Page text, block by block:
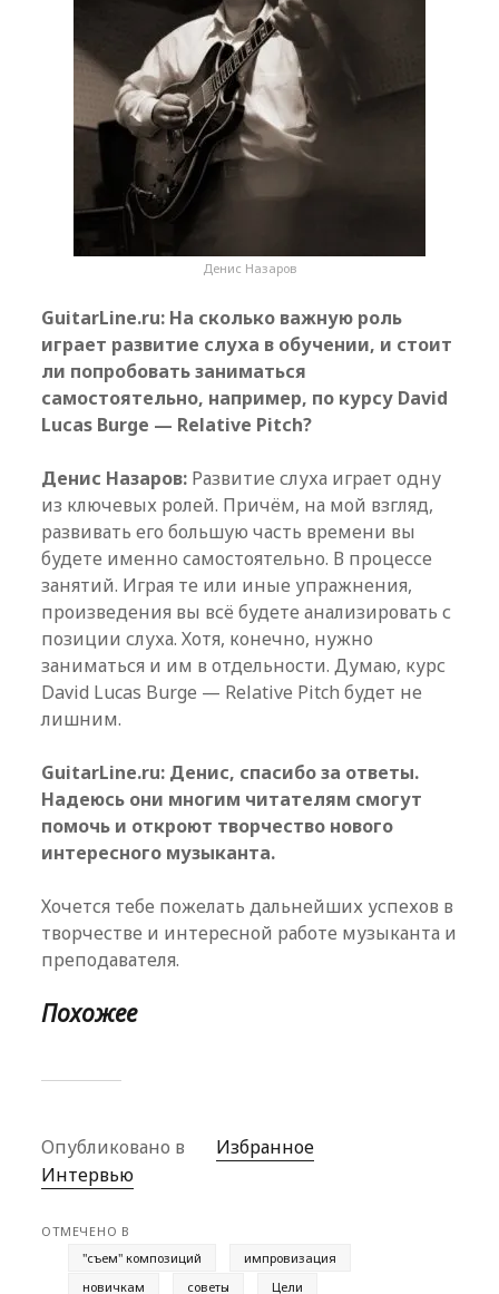
Денис Назаров
GuitarLine.ru: На сколько важную роль
играет развитие слуха в обучении, и стоит
ли попробовать заниматься
самостоятельно, например, по курсу David
Lucas Burge — Relative Pitch?
Денис Назаров: Развитие слуха играет одну
из ключевых ролей. Причём, на мой взгляд,
развивать его большую часть времени вы
будете именно самостоятельно. В процессе
занятий. Играя те или иные упражнения,
произведения вы всё будете анализировать с
позиции слуха. Хотя, конечно, нужно
заниматься и им в отдельности. Думаю, курс
David Lucas Burge — Relative Pitch будет не
лишним.
GuitarLine.ru: Денис, спасибо за ответы.
Надеюсь они многим читателям смогут
помочь и откроют творчество нового
интересного музыканта.
Хочется тебе пожелать дальнейших успехов в
творчестве и интересной работе музыканта и
преподавателя.
Похожее
Опубликовано в
Избранное
Интервью
ОТМЕЧЕНО В
"съем" композиций
импровизация
новичкам
советы Цели